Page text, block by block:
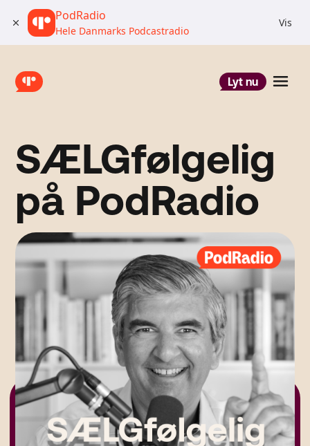
Lyt nu
SÆLGfølgelig
på PodRadio
PodRadio
Hele Danmarks Podcastradio
Vis